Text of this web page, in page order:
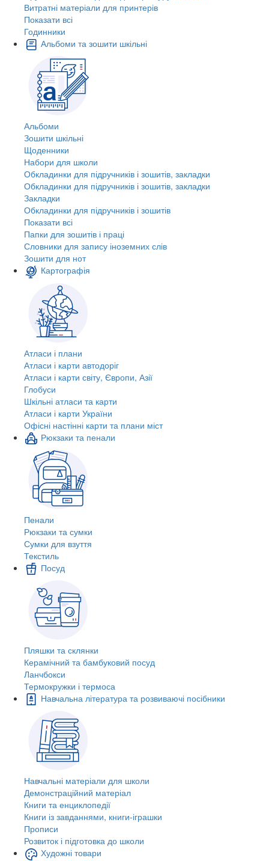
Витратні матеріали для принтерів
Показати всі
Годинники
Альбоми та зошити шкільні
Альбоми
Зошити шкільні
Щоденники
Набори для школи
Обкладинки для підручників і зошитів, закладки
Обкладинки для підручників і зошитів, закладки
Закладки
Обкладинки для підручників і зошитів
Показати всі
Папки для зошитів і праці
Словники для запису іноземних слів
Зошити для нот
Картографія
Атласи і плани
Атласи і карти автодоріг
Атласи і карти світу, Європи, Азії
Глобуси
Шкільні атласи та карти
Атласи і карти України
Офісні настінні карти та плани міст
Рюкзаки та пенали
Пенали
Рюкзаки та сумки
Сумки для взуття
Текстиль
Посуд
Пляшки та склянки
Керамічний та бамбуковий посуд
Ланчбокси
Термокружки і термоса
Навчальна література та розвиваючі посібники
Навчальні матеріали для школи
Демонстраційний матеріал
Книги та енциклопедії
Книги із завданнями, книги-іграшки
Прописи
Розвиток і підготовка до школи
Художні товари